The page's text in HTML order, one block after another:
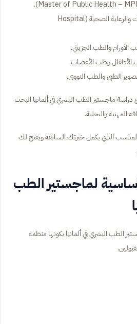
ماجستير إدارة المستشفيات والرعاية الصحية (Hospital
الأورام والطب الجزيئي.
الأطفال وطب الأعصاب.
الطبي والطب النووي.
ماجستير الطب البشري في ألمانيا البحث
المهنية والبحثية.
المناسب الذي يكمل خبرتك السابقة ويفتح لك
لماجستير الطب
الطب البشري في ألمانيا بكونها منظمة